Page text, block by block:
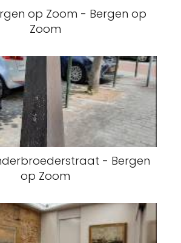
op Zoom - Bergen op
Zoom
- Bergen
op Zoom